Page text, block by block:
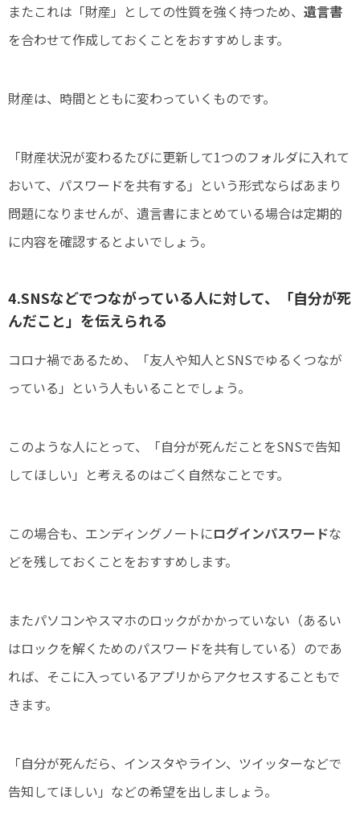
またこれは「財産」としての性質を強く持つため、 遺言書
を合わせて作成しておくことをおすすめします。
財産は、時間とともに変わっていくものです。
「財産状況が変わるたびに更新して1つのフォルダに入れて
おいて、パスワードを共有する」という形式ならばあまり
問題になりませんが、遺言書にまとめている場合は定期的
に内容を確認するとよいでしょう。
4.SNSなどでつながっている人に対して、「自分が死
んだこと」を伝えられる
コロナ禍であるため、「友人や知人とSNSでゆるくつなが
っている」という人もいることでしょう。
このような人にとって、「自分が死んだことをSNSで告知
してほしい」と考えるのはごく自然なことです。
この場合も、エンディングノートにログインパスワードな
どを残しておくことをおすすめします。
またパソコンやスマホのロックがかかっていない（あるい
はロックを解くためのパスワードを共有している）のであ
れば、そこに入っているアプリからアクセスすることもで
きます。
「自分が死んだら、インスタやライン、ツイッターなどで
告知してほしい」などの希望を出しましょう。